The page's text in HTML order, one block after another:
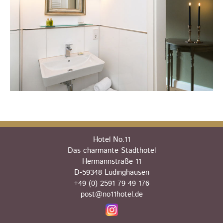
Hotel No.11
Das charmante Stadthotel
Hermannstraße 11
D-59348 Lüdinghausen
+49 (0) 2591 79 49 176
post@no11hotel.de